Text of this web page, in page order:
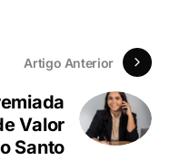
Artigo Anterior
Valor
Santo